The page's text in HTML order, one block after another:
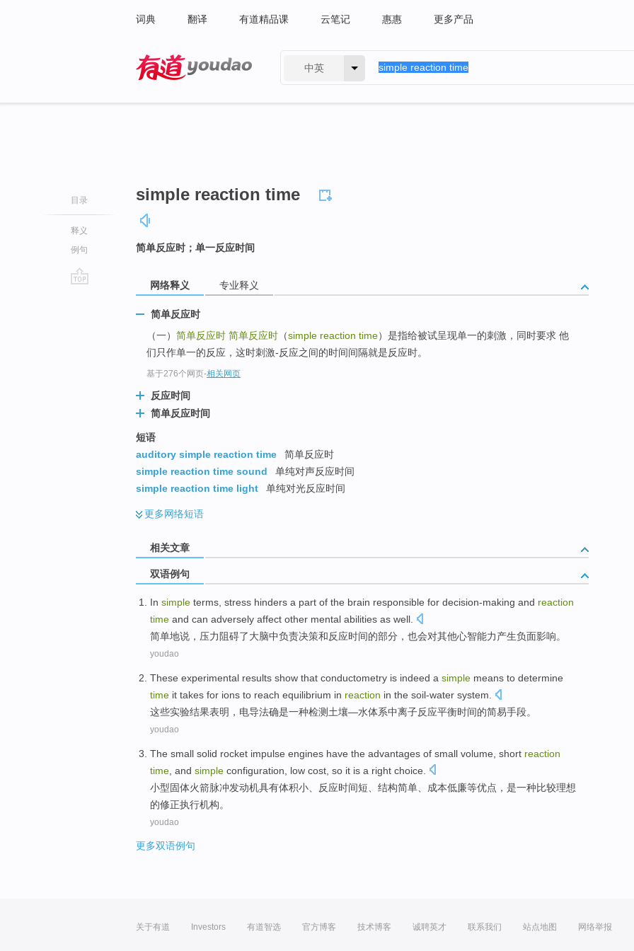
词典 翻译 有道精品课 云笔记 惠惠 更多产品
中英
目录
释义
例句
simple reaction time
简单反应时；单一反应时间
网络释义 专业释义
简单反应时
（一） 简单反应时 简单反应时 （simple reaction time）是指给被试呈现单一的刺激，同时要求 他
们只作单一的反应，这时刺激-反应之间的时间间隔就是反应时。
基于276个网页-相关网页
反应时间
简单反应时间
短语
auditory simple reaction time
简单反应时
simple reaction time sound
单纯对声反应时间
simple reaction time light
单纯对光反应时间
更多网络短语
相关文章
双语例句
In simple terms stress hinders a part of the brain responsible for decision-making and reaction
time and can adversely affect other mental abilities as well
简单地说 ， 压力 阻碍了大脑中负责决策和反应时间的部分 ，也会对其他心智能力产生负面影响。
youdao
These experimental results show that conductometry is indeed a simple means to determine
time it takes for ions to reach equilibrium in reaction in the soil-water system
这些实验结果表明 ， 电导法确是一种检测 土壤—水体系中离子反应平衡时间的简易手段。
youdao
The small solid rocket impulse engines have the advantages of small volume short reaction
time , and simple configuration low cost so it is a right choice
小型固体火箭脉冲发动机具有体积小 反应时间短 结构简单 成本低廉等优点， 是一种比较理想
的修正执行机构。
youdao
更多双语例句
关于有道 Investors 有道智选 官方博客 技术博客 诚聘英才 联系我们 站点地图 网络举报